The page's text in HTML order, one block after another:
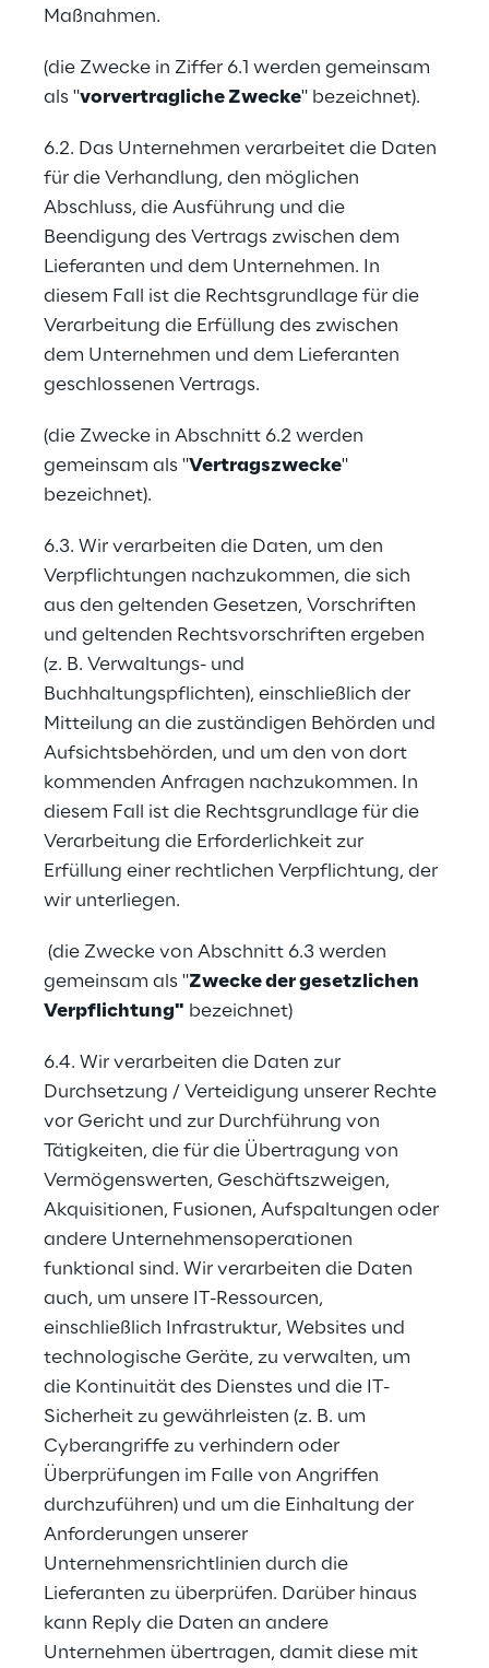
Maßnahmen.
(die Zwecke in Ziffer 6.1 werden gemeinsam
als "vorvertragliche Zwecke" bezeichnet).
6.2. Das Unternehmen verarbeitet die Daten
für die Verhandlung, den möglichen
Abschluss, die Ausführung und die
Beendigung des Vertrags zwischen dem
Lieferanten und dem Unternehmen. In
diesem Fall ist die Rechtsgrundlage für die
Verarbeitung die Erfüllung des zwischen
dem Unternehmen und dem Lieferanten
geschlossenen Vertrags.
(die Zwecke in Abschnitt 6.2 werden
gemeinsam als "Vertragszwecke"
bezeichnet).
6.3. Wir verarbeiten die Daten, um den
Verpflichtungen nachzukommen, die sich
aus den geltenden Gesetzen, Vorschriften
und geltenden Rechtsvorschriften ergeben
(z. B. Verwaltungs- und
Buchhaltungspflichten), einschließlich der
Mitteilung an die zuständigen Behörden und
Aufsichtsbehörden, und um den von dort
kommenden Anfragen nachzukommen. In
diesem Fall ist die Rechtsgrundlage für die
Verarbeitung die Erforderlichkeit zur
Erfüllung einer rechtlichen Verpflichtung, der
wir unterliegen.
(die Zwecke von Abschnitt 6.3 werden
gemeinsam als "Zwecke der gesetzlichen
Verpflichtung" bezeichnet)
6.4. Wir verarbeiten die Daten zur
Durchsetzung / Verteidigung unserer Rechte
vor Gericht und zur Durchführung von
Tätigkeiten, die für die Übertragung von
Vermögenswerten, Geschäftszweigen,
Akquisitionen, Fusionen, Aufspaltungen oder
andere Unternehmensoperationen
funktional sind. Wir verarbeiten die Daten
auch, um unsere IT-Ressourcen,
einschließlich Infrastruktur, Websites und
technologische Geräte, zu verwalten, um
die Kontinuität des Dienstes und die IT-
Sicherheit zu gewährleisten (z. B. um
Cyberangriffe zu verhindern oder
Überprüfungen im Falle von Angriffen
durchzuführen) und um die Einhaltung der
Anforderungen unserer
Unternehmensrichtlinien durch die
Lieferanten zu überprüfen. Darüber hinaus
kann Reply die Daten an andere
Unternehmen übertragen, damit diese mit